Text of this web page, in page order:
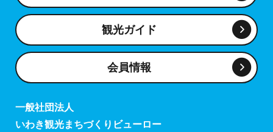
観光ガイド
会員情報
一般社団法人
いわき観光まちづくりビューロー